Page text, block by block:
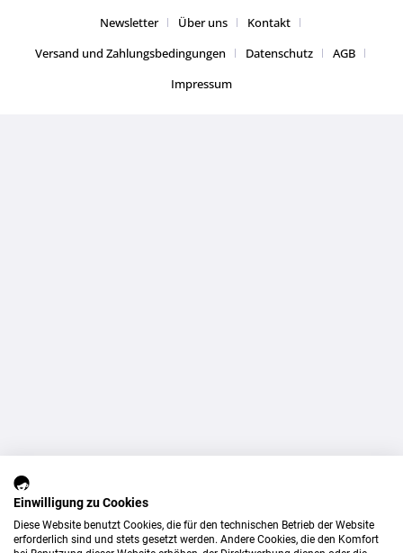
Newsletter Über uns
Kontakt
Versand und Zahlungsbedingungen
Datenschutz
AGB
Impressum
Einwilligung zu Cookies
Diese Website benutzt Cookies, die für den technischen Betrieb der Website
erforderlich sind und stets gesetzt werden. Andere Cookies, die den Komfort